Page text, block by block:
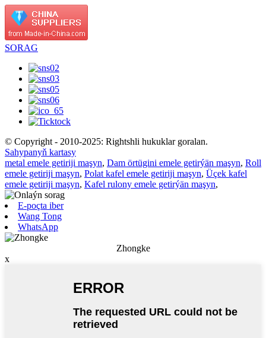
SORAG
© Copyright - 2010-2025: Rightshli hukuklar goralan.
Sahypanyň kartasy
metal emele getiriji maşyn, Dam örtügini emele getirýän maşyn, Roll
emele getiriji maşyn, Polat kafel emele getiriji maşyn, Üçek kafel
emele getiriji maşyn, Kafel rulony emele getirýän maşyn,
E-poçta iber
Wang Tong
WhatsApp
Zhongke
x